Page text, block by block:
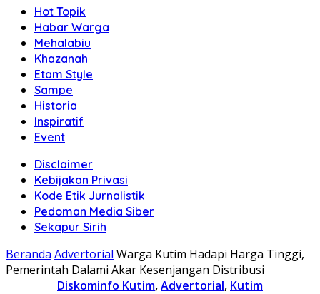
Hot Topik
Habar Warga
Mehalabiu
Khazanah
Etam Style
Sampe
Historia
Inspiratif
Event
Disclaimer
Kebijakan Privasi
Kode Etik Jurnalistik
Pedoman Media Siber
Sekapur Sirih
Beranda Advertorial Warga Kutim Hadapi Harga Tinggi,
Pemerintah Dalami Akar Kesenjangan Distribusi
Diskominfo Kutim,Advertorial, Kutim